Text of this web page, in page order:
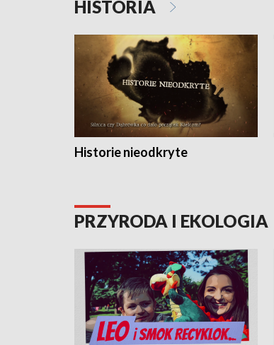
HISTORIA
Historie nieodkryte
PRZYRODA I EKOLOGIA